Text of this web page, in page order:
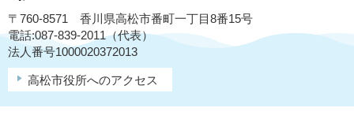
〒760-8571 香川県高松市番町一丁目8番15号
電話:087-839-2011（代表）
法人番号1000020372013
高松市役所へのアクセス